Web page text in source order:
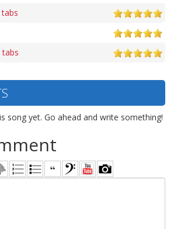
tabs
song yet. Go ahead and write something!